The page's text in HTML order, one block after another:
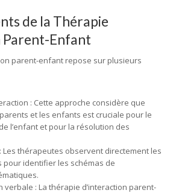
de la Thérapie
Parent-Enfant
parent-enfant repose sur plusieurs
: Cette approche considère que
et les enfants est cruciale pour le
l’enfant et pour la résolution des
Les thérapeutes observent directement les
pour identifier les schémas de
verbale : La thérapie d’interaction parent-